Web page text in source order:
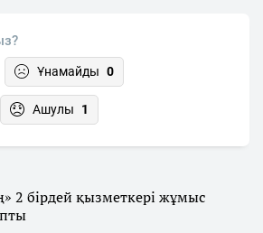
Ұнамайды 0
Ашулы 1
2 бірдей қызметкері жұмыс